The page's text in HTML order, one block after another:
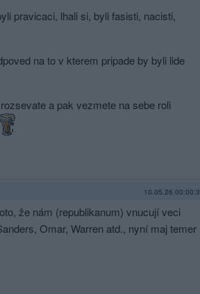
pravicaci, lhali si, byli fasisti, nacisti,
na to v kterem pripade by byli lide
a pak vezmete na sebe roli
10.05.26
že nám (republikanum) vnucují veci
Omar, Warren atd., nyní maj temer